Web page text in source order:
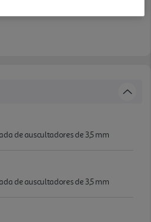
de auscultadores de 3,5 mm
de auscultadores de 3,5 mm